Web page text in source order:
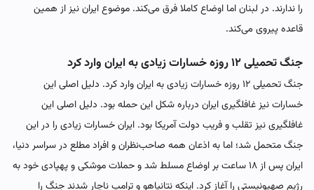
را ندارند. در لبنان اما اوضاع کاملا فرق می‌کند. موضوع ایران نیز از همین
قاعده پیروی می‌کند.
جنگ تحمیلی ۱۲ روزه خسارات زیادی به ایران وارد کرد
جنگ تحمیلی ۱۲ روزه خسارات زیادی به ایران وارد کرد. دلیل اصلی این
خسارات نیز غافلگیری ایران درباره شکل این حمله بود.‌ دلیل اصلی این
غافلگیری نیز تقلب و فریب دولت آمریکا بود. ایران خسارات زیادی را در این
جنگ متحمل شد؛ اما به اذعان همه صاحب‌نظران و افراد مطلع در سراسر دنیا،
ایران پس از ۱۸ ساعت بر اوضاع مسلط شد و حملات موشکی و پهپادی خود به
رژیم صهیونیستی را آغاز کرد. اینکه نتانیاهو و ترامپ ناچار شدند جنگ را